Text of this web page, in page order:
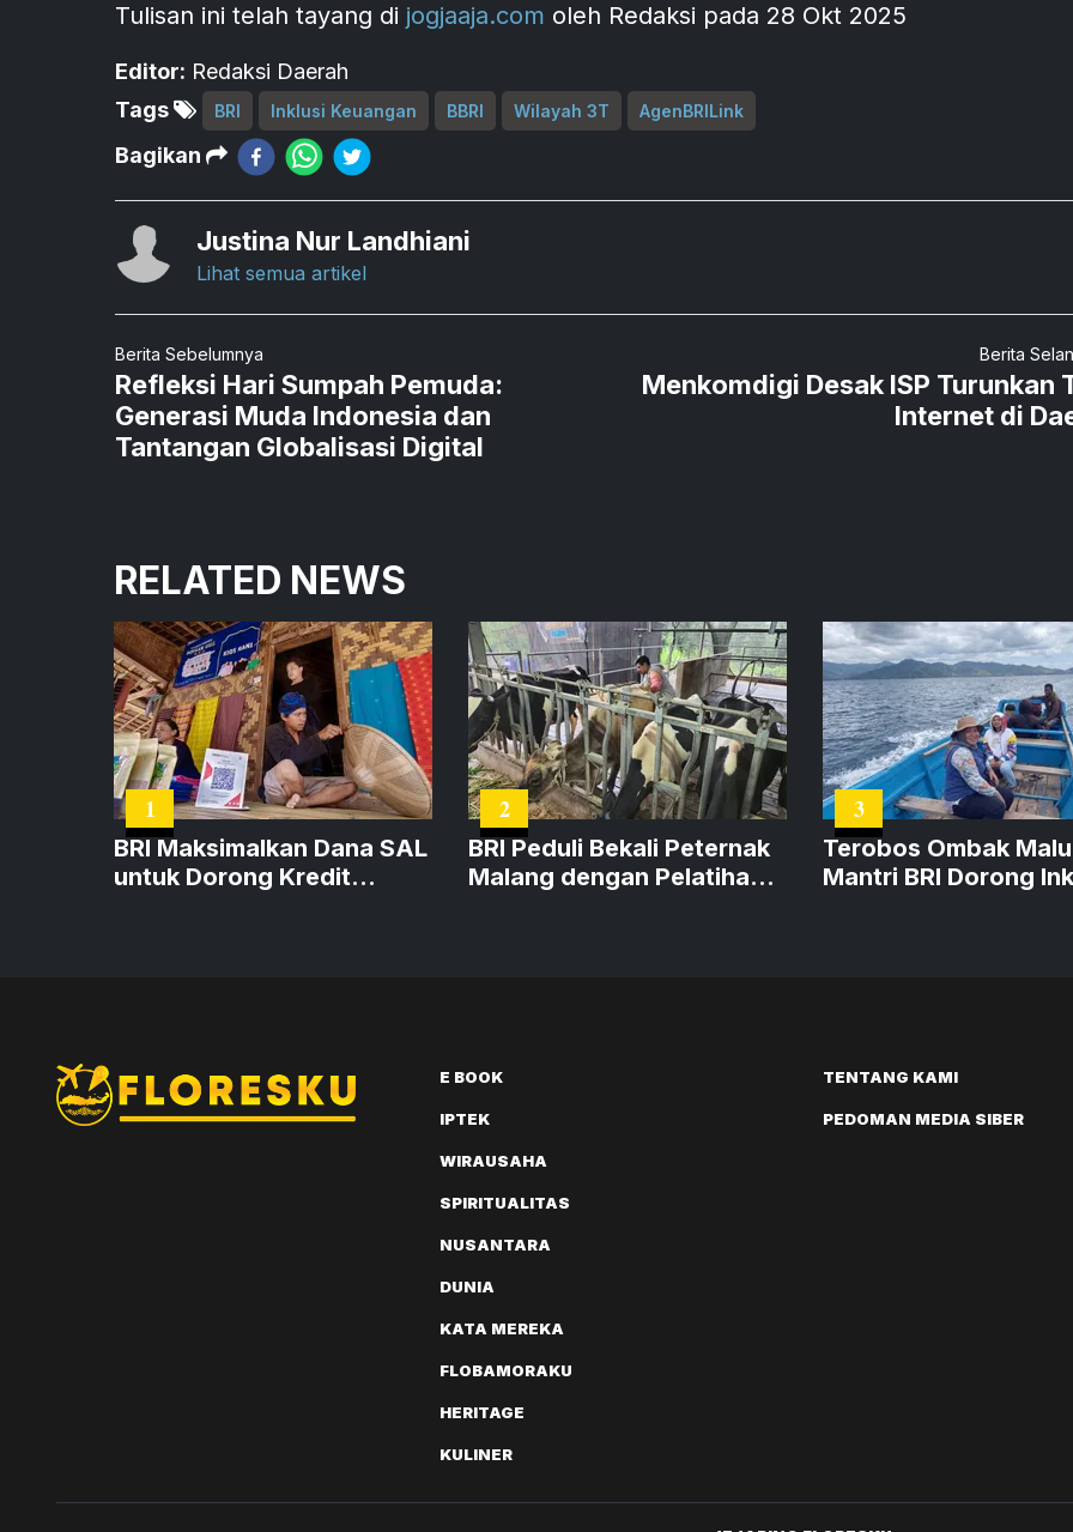
Tulisan ini telah tayang di jogjaaja.com oleh Redaksi pada 28 Okt 2025
Editor: Redaksi Daerah
Tags
BRI Inklusi Keuangan BBRI Wilayah 3T AgenBRILink
Bagikan
Justina Nur Landhiani
Lihat semua artikel
Berita Sebelumnya
Refleksi Hari Sumpah Pemuda:
Generasi Muda Indonesia dan
Tantangan Globalisasi Digital
Berita
Menkomdigi Desak ISP Turunkan
Internet di
RELATED NEWS
1
BRI Maksimalkan Dana SAL
untuk Dorong Kredit
2
BRI Peduli Bekali Peternak
Malang dengan Pelatihan
3
Terobos Ombak
Mantri BRI Dorong
E BOOK
IPTEK
WIRAUSAHA
SPIRITUALITAS
NUSANTARA
DUNIA
KATA MEREKA
FLOBAMORAKU
HERITAGE
KULINER
TENTANG KAMI
PEDOMAN MEDIA SIBER